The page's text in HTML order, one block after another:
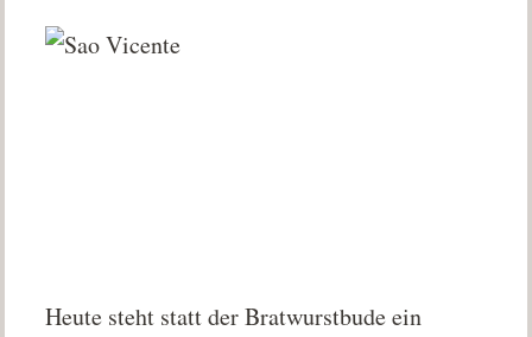
Heute steht statt der Bratwurstbude ein